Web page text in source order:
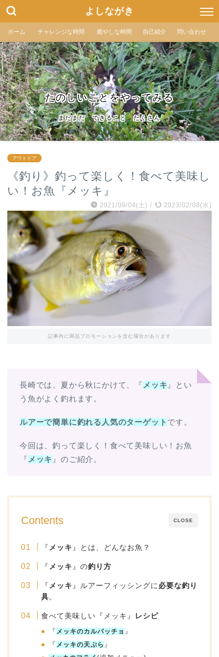
よしながき
ホーム チャレンジな時間 癒やしな時間 自己紹介 問い合わせ
たのしいことをやってみる
まだまだ できること たくさん
アウトドア
《釣り》釣って楽しく！食べて美味し
い！お魚『メッキ』
2021/09/04(土) / 2023/02/08(水)
記事内に商品プロモーションを含む場合があります
長崎では、夏から秋にかけて、『 メッキ 』とい
う魚がよく釣れます。
ルアーで簡単に釣れる人気のターゲット です。
今回は、釣って楽しく！食べて美味しい！お魚
『 メッキ 』のご紹介。
CLOSE
Contents
『 メッキ 』とは、どんなお魚？
『 メッキ 』の釣り方
『 メッキ 』ルアーフィッシングに 必要な釣り
具。
食べて美味しい『メッキ』 レシピ
『 メッキのカルパッチョ 』
『 メッキの天ぷら 』